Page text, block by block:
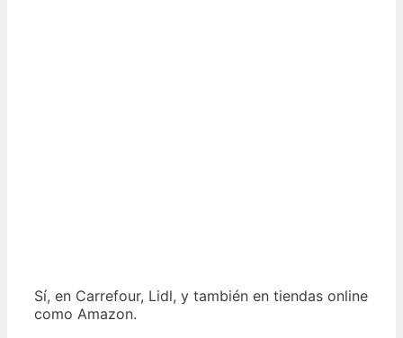
Sí, en Carrefour, Lidl, y también en tiendas online
como Amazon.